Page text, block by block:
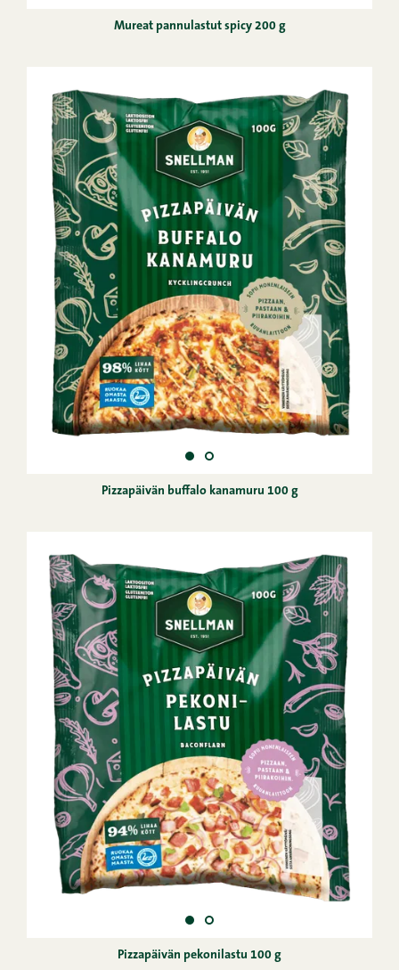
Mureat pannulastut spicy 200 g
Pizzapäivän buffalo kanamuru 100 g
Pizzapäivän pekonilastu 100 g